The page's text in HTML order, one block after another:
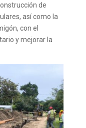
de
así como la
con el
y mejorar la